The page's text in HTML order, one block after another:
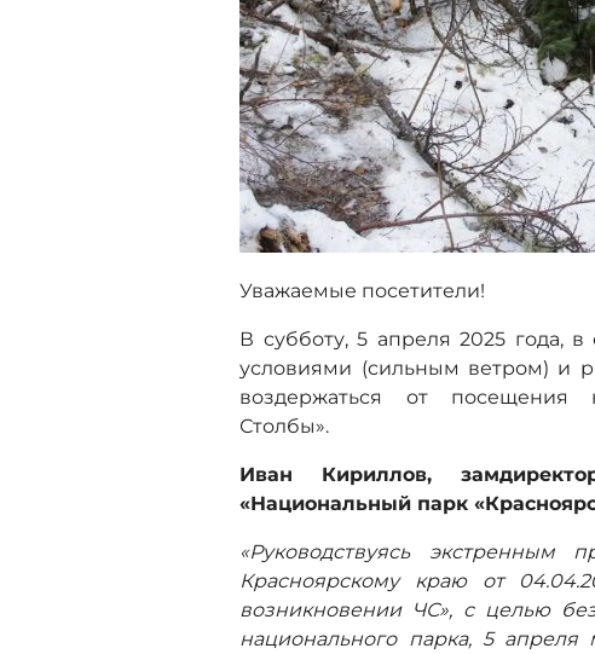
Уважаемые посетители!
В субботу, 5 апреля 2025 года,
условиями (сильным ветром) и
воздержаться от посещения
Столбы».
Иван Кириллов,
«Национальный парк
«Руководствуясь
Красноярскому краю от
возникновении ЧС», с целью
национального парка, 5